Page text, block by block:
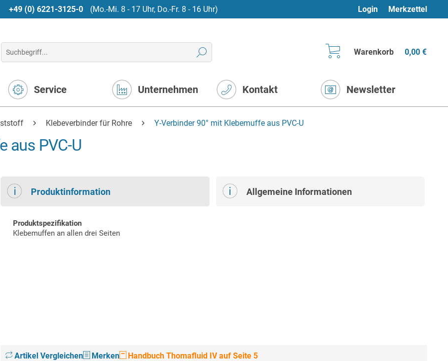
+49 (0) 6221-3125-0 (Mo.-Mi. 8 - 17 Uhr, Do.-Fr. 8 - 16 Uhr) Login Merkzettel
Warenkorb 0,00 €
Service Unternehmen Kontakt Newsletter
Klebeverbinder für Rohre Y-Verbinder 90° mit Klebemuffe aus PVC-U
aus PVC-U
Produktinformation Allgemeine Informationen
Produktspezifikation
Klebemuffen an allen drei Seiten
Artikel Vergleichen Merken Handbuch Thomafluid IV auf Seite 5